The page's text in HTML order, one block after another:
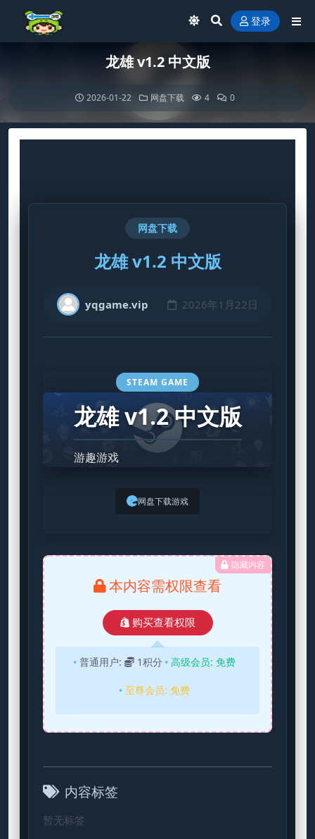
登录
龙雄 v1.2 中文版
2026-01-22 网盘下载 4 0
网盘下载
龙雄 v1.2 中文版
yqgame.vip 2026年1月22日
STEAM GAME
龙雄 v1.2 中文版
游趣游戏
网盘下载游戏
隐藏内容
本内容需权限查看
购买查看权限
普通用户: 1积分 高级会员: 免费
至尊会员: 免费
内容标签
暂无标签